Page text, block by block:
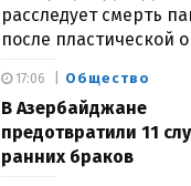
расследует смерть
после пластической
Общество
В Азербайджане
предотвратили 11
ранних браков
17:06